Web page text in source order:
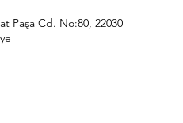
Paşa Cd. No:80, 22030